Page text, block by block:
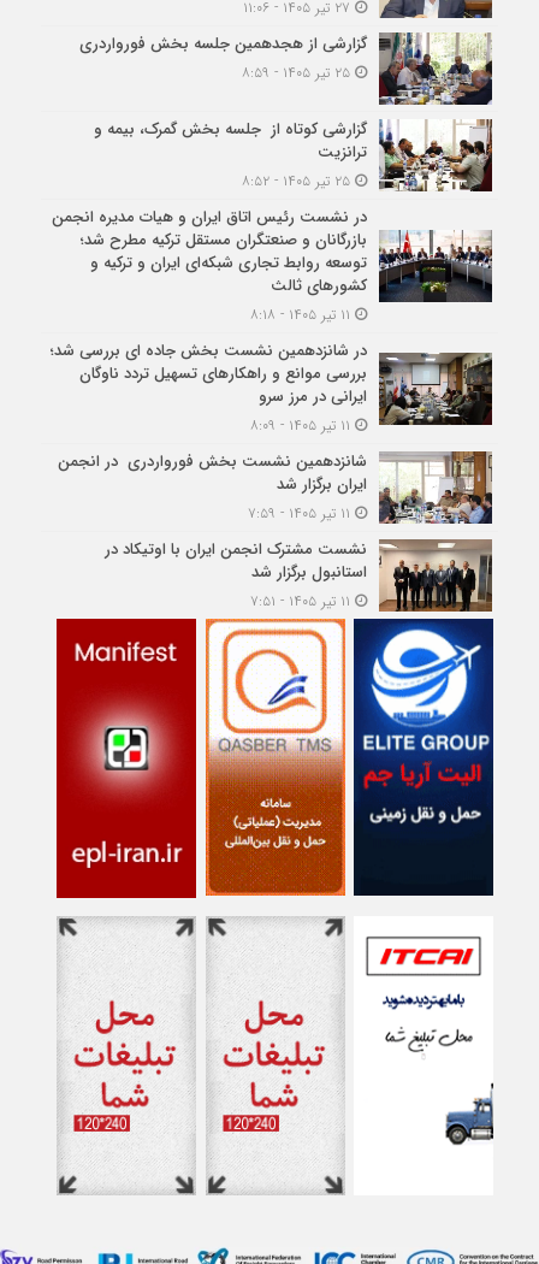
گزارشی از هجدهمین جلسه بخش فورواردری
۲۵ تیر ۱۴۰۵ - ۸:۵۹
گزارشی کوتاه از جلسه بخش گمرک، بیمه و
ترانزیت
۲۵ تیر ۱۴۰۵ - ۸:۵۲
در نشست رئیس اتاق ایران و هیات مدیره انجمن
بازرگانان و صنعتگران مستقل ترکیه مطرح شد؛
توسعه روابط تجاری شبکه‌ای ایران و ترکیه و
کشورهای ثالث
در شانزدهمین نشست بخش جاده ای بررسی شد؛
بررسی موانع و راهکارهای تسهیل تردد ناوگان
ایرانی در مرز سرو
شانزدهمین نشست بخش فورواردری در انجمن
ایران برگزار شد
نشست مشترک انجمن ایران با اوتیکاد در
استانبول برگزار شد